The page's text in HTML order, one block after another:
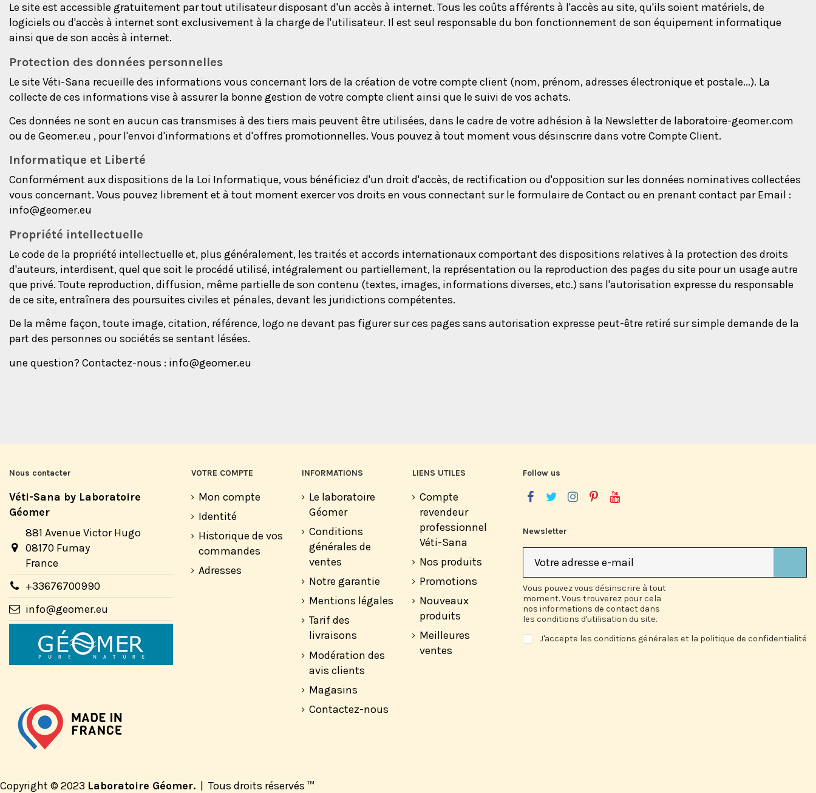
Le site est accessible gratuitement par tout utilisateur disposant d'un accès à internet. Tous les coûts afférents à l'accès au site, qu'ils soient matériels, de
logiciels ou d'accès à internet sont exclusivement à la charge de l'utilisateur. Il est seul responsable du bon fonctionnement de son équipement informatique
ainsi que de son accès à internet.
Protection des données personnelles
Le site Véti-Sana recueille des informations vous concernant lors de la création de votre compte client (nom, prénom, adresses électronique et postale...). La
collecte de ces informations vise à assurer la bonne gestion de votre compte client ainsi que le suivi de vos achats.
Ces données ne sont en aucun cas transmises à des tiers mais peuvent être utilisées, dans le cadre de votre adhésion à la Newsletter de laboratoire-geomer.com
ou de Geomer.eu , pour l'envoi d'informations et d'offres promotionnelles. Vous pouvez à tout moment vous désinscrire dans votre Compte Client.
Informatique et Liberté
Conformément aux dispositions de la Loi Informatique, vous bénéficiez d'un droit d'accès, de rectification ou d'opposition sur les données nominatives collectées
vous concernant. Vous pouvez librement et à tout moment exercer vos droits en vous connectant sur le formulaire de Contact ou en prenant contact par Email :
info@geomer.eu
Propriété intellectuelle
Le code de la propriété intellectuelle et, plus généralement, les traités et accords internationaux comportant des dispositions relatives à la protection des droits
d'auteurs, interdisent, quel que soit le procédé utilisé, intégralement ou partiellement, la représentation ou la reproduction des pages du site pour un usage autre
que privé. Toute reproduction, diffusion, même partielle de son contenu (textes, images, informations diverses, etc.) sans l'autorisation expresse du responsable
de ce site, entraînera des poursuites civiles et pénales, devant les juridictions compétentes.
De la même façon, toute image, citation, référence, logo ne devant pas figurer sur ces pages sans autorisation expresse peut-être retiré sur simple demande de la
part des personnes ou sociétés se sentant lésées.
une question? Contactez-nous : info@geomer.eu
Nous contacter
Véti-Sana by Laboratoire
Géomer
881 Avenue Victor Hugo
08170 Fumay
France
+33676700990
info@geomer.eu
VOTRE COMPTE
Mon compte
Identité
Historique de vos
commandes
Adresses
INFORMATIONS
Le laboratoire
Géomer
Conditions
générales de
ventes
Notre garantie
Mentions légales
Tarif des
livraisons
Modération des
avis clients
Magasins
Contactez-nous
LIENS UTILES
Compte
revendeur
professionnel
Véti-Sana
Nos produits
Promotions
Nouveaux
produits
Meilleures
ventes
Follow us
Newsletter
Vous pouvez vous désinscrire à tout
moment. Vous trouverez pour cela
nos informations de contact dans
les conditions d'utilisation du site.
J'accepte les conditions générales et la politique de confidentialité
Copyright © 2023 Laboratoire Géomer. Tous droits réservés ™